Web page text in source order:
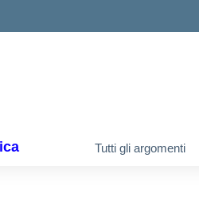
Tutti gli argomenti